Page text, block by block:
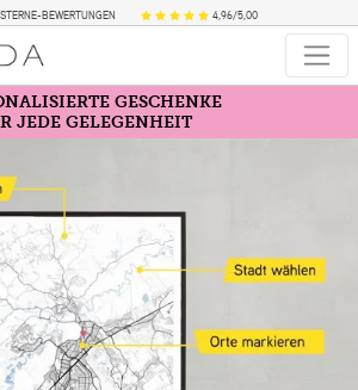
BEWERTUNGEN 4,96/5,00
GESCHENKE
JEDE GELEGENHEIT